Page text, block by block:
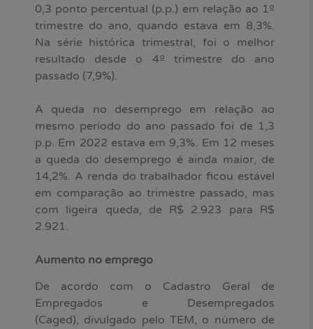
0,3 ponto percentual (p.p.) em relação ao 1º
trimestre do ano, quando estava em 8,3%.
Na série histórica trimestral, foi o melhor
resultado desde o 4º trimestre do ano
passado (7,9%).
A queda no desemprego em relação ao
mesmo período do ano passado foi de 1,3
p.p. Em 2022 estava em 9,3%. Em 12 meses
a queda do desemprego é ainda maior, de
14,2%. A renda do trabalhador ficou estável
em comparação ao trimestre passado, mas
com ligeira queda, de R$ 2.923 para R$
2.921.
Aumento no emprego
De acordo com o Cadastro Geral de
Empregados e Desempregados
(Caged), divulgado pelo TEM, o número de